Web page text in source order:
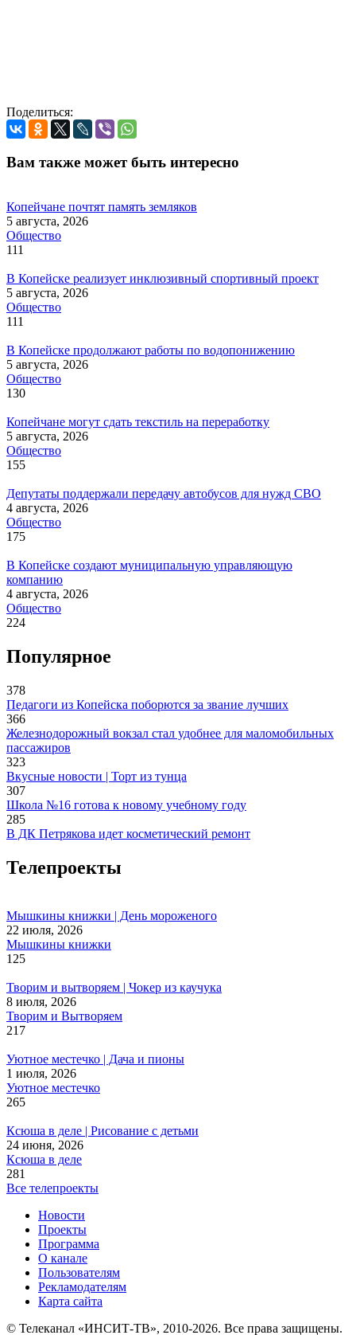
Поделиться:
Вам также может быть интересно
Копейчане почтят память земляков
5 августа, 2026
Общество
111
В Копейске реализует инклюзивный спортивный проект
5 августа, 2026
Общество
111
В Копейске продолжают работы по водопонижению
5 августа, 2026
Общество
130
Копейчане могут сдать текстиль на переработку
5 августа, 2026
Общество
155
Депутаты поддержали передачу автобусов для нужд СВО
4 августа, 2026
Общество
175
В Копейске создают муниципальную управляющую
компанию
4 августа, 2026
Общество
224
Популярное
378
Педагоги из Копейска поборются за звание лучших
366
Железнодорожный вокзал стал удобнее для маломобильных
пассажиров
323
Вкусные новости | Торт из тунца
307
Школа №16 готова к новому учебному году
285
В ДК Петрякова идет косметический ремонт
Телепроекты
Мышкины книжки | День мороженого
22 июля, 2026
Мышкины книжки
125
Творим и вытворяем | Чокер из каучука
8 июля, 2026
Творим и Вытворяем
217
Уютное местечко | Дача и пионы
1 июля, 2026
Уютное местечко
265
Ксюша в деле | Рисование с детьми
24 июня, 2026
Ксюша в деле
281
Все телепроекты
Новости
Проекты
Программа
О канале
Пользователям
Рекламодателям
Карта сайта
© Телеканал «ИНСИТ-ТВ», 2010-2026. Все права защищены.